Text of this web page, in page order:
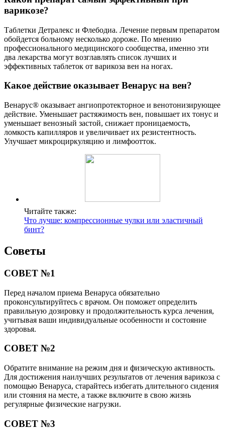
варикозе?
Таблетки Детралекс и Флебодиа. Лечение первым препаратом
обойдется больному несколько дороже. По мнению
профессионального медицинского сообщества, именно эти
два лекарства могут возглавлять список лучших и
эффективных таблеток от варикоза вен на ногах.
Какое действие оказывает Венарус на вен?
Венарус® оказывает ангиопротекторное и венотонизирующее
действие. Уменьшает растяжимость вен, повышает их тонус и
уменьшает венозный застой, снижает проницаемость,
ломкость капилляров и увеличивает их резистентность.
Улучшает микроциркуляцию и лимфоотток.
Читайте также:
Что лучше: компрессионные чулки или эластичный
бинт?
Советы
СОВЕТ №1
Перед началом приема Венаруса обязательно
проконсультируйтесь с врачом. Он поможет определить
правильную дозировку и продолжительность курса лечения,
учитывая ваши индивидуальные особенности и состояние
здоровья.
СОВЕТ №2
Обратите внимание на режим дня и физическую активность.
Для достижения наилучших результатов от лечения варикоза с
помощью Венаруса, старайтесь избегать длительного сидения
или стояния на месте, а также включите в свою жизнь
регулярные физические нагрузки.
СОВЕТ №3